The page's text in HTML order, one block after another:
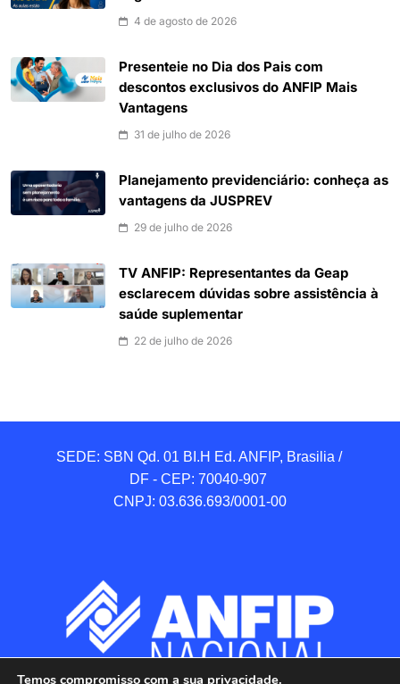
4 de agosto de 2026
Presenteie no Dia dos Pais com
descontos exclusivos do ANFIP Mais
Vantagens
31 de julho de 2026
Planejamento previdenciário: conheça as
vantagens da JUSPREV
29 de julho de 2026
TV ANFIP: Representantes da Geap
esclarecem dúvidas sobre assistência à
saúde suplementar
22 de julho de 2026
SEDE: SBN Qd. 01 BI.H Ed. ANFIP, Brasilia /
DF - CEP: 70040-907
CNPJ: 03.636.693/0001-00
Temos compromisso com a sua privacidade.